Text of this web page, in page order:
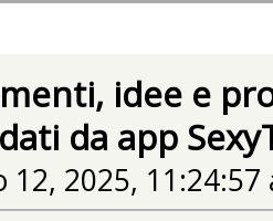
idee e
da app
12, 2025, 11:24:57